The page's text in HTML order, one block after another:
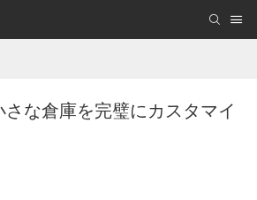
さな倉庫を完璧にカスタマイ